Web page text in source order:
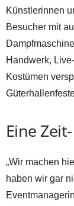
Künstlerinnen
Besucher mit
Handwerk,
Kostümen
Eine
„Wir machen
haben wir gar